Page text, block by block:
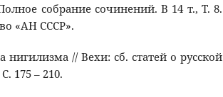
собрание сочинений. В 14 т., Т. 8.
«АН СССР».
нигилизма // Вехи: сб. статей о русской
175 – 210.